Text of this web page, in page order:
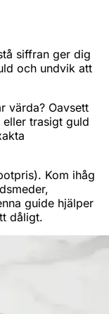
siffran ger dig
och undvik att
värda? Oavsett
eller trasigt guld
Kom ihåg
guide hjälper
dåligt.